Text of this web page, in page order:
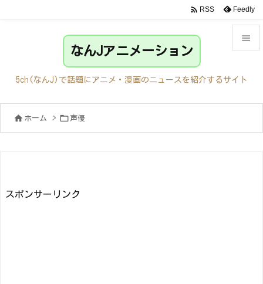

サイド
前へ

 RSS Feedly
なんJアニメーション
5ch(なんJ)で話題にアニメ・漫画のニュースを紹介するサイト
 ホーム >  声優
スポンサーリンク